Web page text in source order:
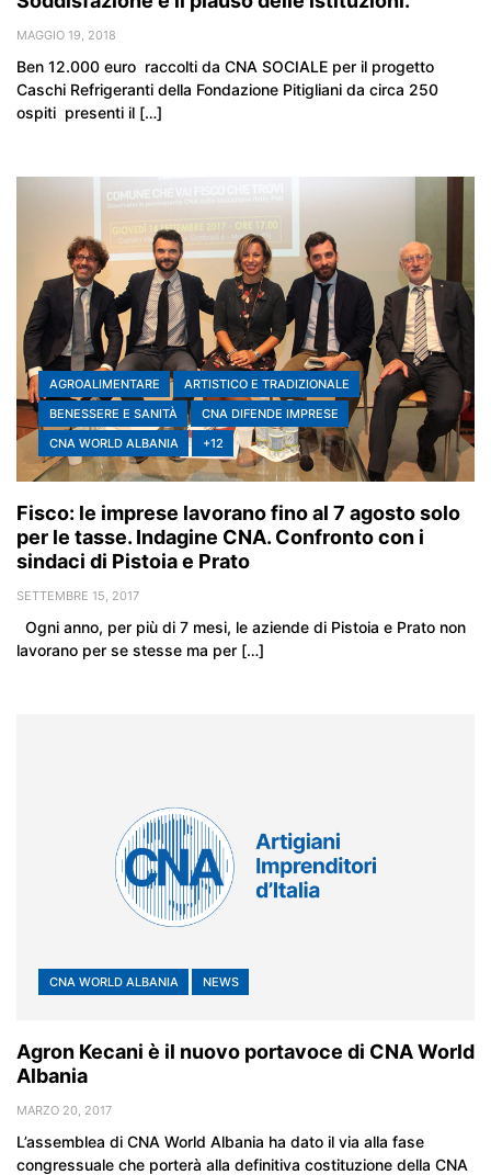
MAGGIO 19, 2018
Ben 12.000 euro raccolti da CNA SOCIALE per il progetto
Caschi Refrigeranti della Fondazione Pitigliani da circa 250
ospiti presenti il […]
AGROALIMENTARE
ARTISTICO E TRADIZIONALE
BENESSERE E SANITÀ
CNA DIFENDE IMPRESE
CNA WORLD ALBANIA
+12
Fisco: le imprese lavorano fino al 7 agosto solo
per le tasse. Indagine CNA. Confronto con i
sindaci di Pistoia e Prato
SETTEMBRE 15, 2017
Ogni anno, per più di 7 mesi, le aziende di Pistoia e Prato non
lavorano per se stesse ma per […]
CNA WORLD ALBANIA NEWS
Agron Kecani è il nuovo portavoce di CNA World
Albania
MARZO 20, 2017
L’assemblea di CNA World Albania ha dato il via alla fase
congressuale che porterà alla definitiva costituzione della CNA